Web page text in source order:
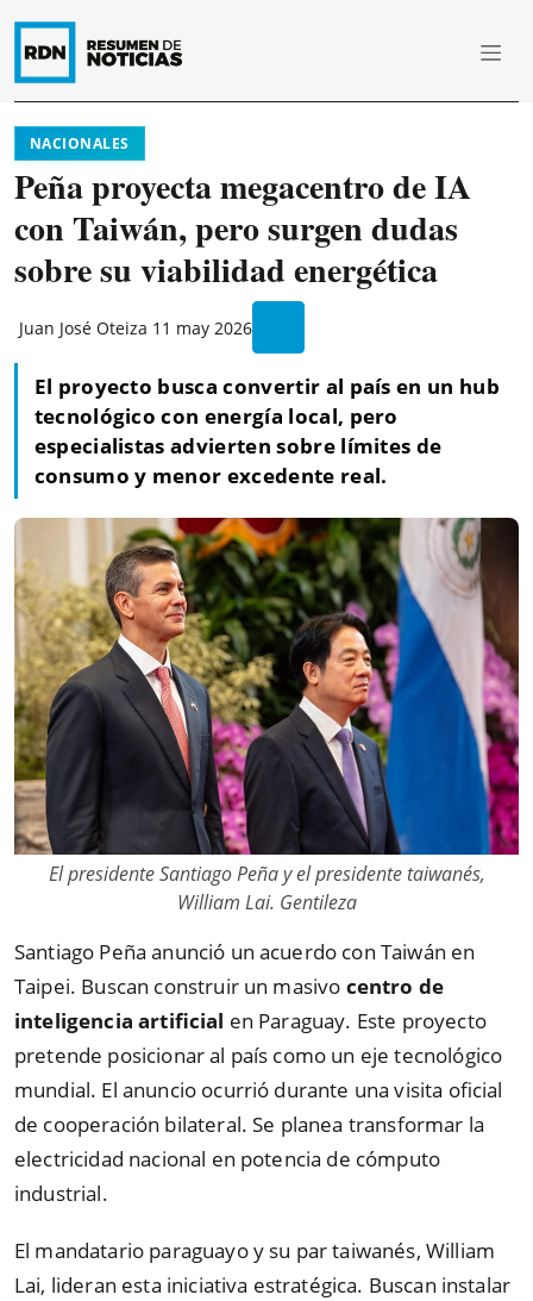
NACIONALES
Peña proyecta megacentro de IA
con Taiwán, pero surgen dudas
sobre su viabilidad energética
Juan José Oteiza 11 may 2026
El proyecto busca convertir al país en un hub
tecnológico con energía local, pero
especialistas advierten sobre límites de
consumo y menor excedente real.
El presidente Santiago Peña y el presidente taiwanés,
William Lai. Gentileza
Santiago Peña anunció un acuerdo con Taiwán en
Taipei. Buscan construir un masivo centro de
inteligencia artificial en Paraguay. Este proyecto
pretende posicionar al país como un eje tecnológico
mundial. El anuncio ocurrió durante una visita oficial
de cooperación bilateral. Se planea transformar la
electricidad nacional en potencia de cómputo
industrial.
El mandatario paraguayo y su par taiwanés, William
Lai, lideran esta iniciativa estratégica. Buscan instalar